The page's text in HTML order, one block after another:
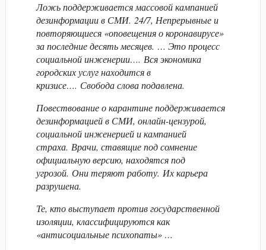
Ложь поддерживается массовой кампанией
дезинформации в СМИ. 24/7, Непрерывные и
повторяющиеся «оповещения о коронавирусе»
за последние десять месяцев. … Это процесс
социальной инженерии…. Вся экономика
городских услуг находится в
кризисе…. Свобода слова подавлена.
Повествование о карантине поддерживается
дезинформацией в СМИ, онлайн-цензурой,
социальной инженерией и кампанией
страха. Врачи, ставящие под сомнение
официальную версию, находятся под
угрозой. Они теряют работу. Их карьера
разрушена.
Те, кто выступает против государственной
изоляции, классифицируются как
«антисоциальные психопаты» …